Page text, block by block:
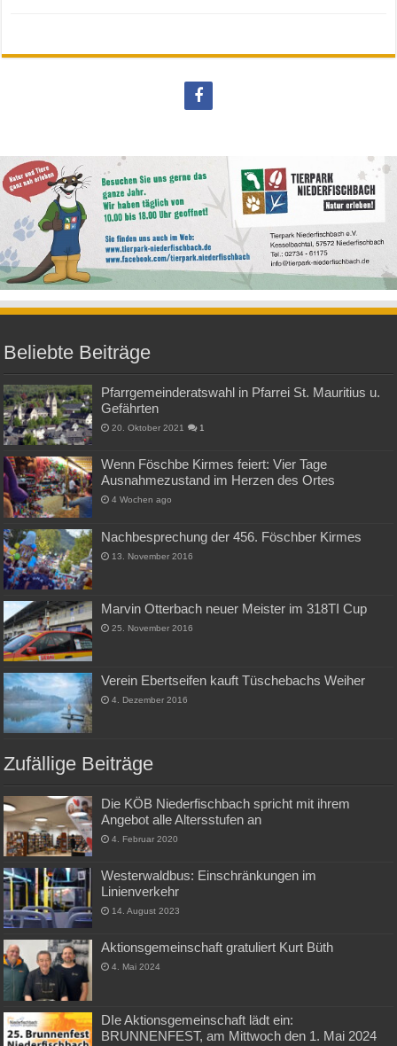
Beliebte Beiträge
Pfarrgemeinderatswahl in Pfarrei St. Mauritius u.
Gefährten
20. Oktober 2021 1
Wenn Föschbe Kirmes feiert: Vier Tage
Ausnahmezustand im Herzen des Ortes
4 Wochen ago
Nachbesprechung der 456. Föschber Kirmes
13. November 2016
Marvin Otterbach neuer Meister im 318TI Cup
25. November 2016
Verein Ebertseifen kauft Tüschebachs Weiher
4. Dezember 2016
Zufällige Beiträge
Die KÖB Niederfischbach spricht mit ihrem
Angebot alle Altersstufen an
4. Februar 2020
Westerwaldbus: Einschränkungen im
Linienverkehr
14. August 2023
Aktionsgemeinschaft gratuliert Kurt Büth
4. Mai 2024
DIe Aktionsgemeinschaft lädt ein:
BRUNNENFEST, am Mittwoch den 1. Mai 2024